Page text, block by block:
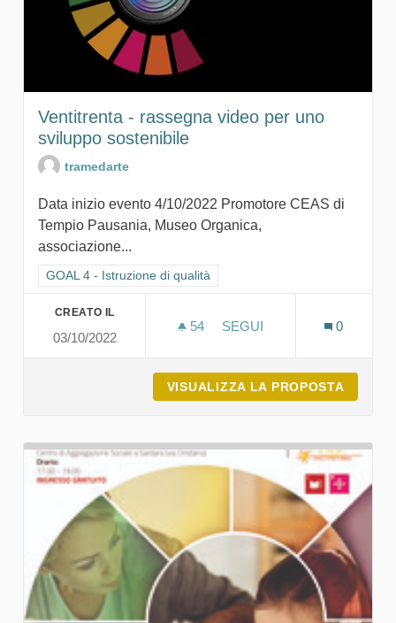
Ventitrenta - rassegna video per uno
sviluppo sostenibile
tramedarte
Data inizio evento 4/10/2022 Promotore CEAS di
Tempio Pausania, Museo Organica,
associazione...
Filtra i risultati per categoria: GOAL 4 - Istruzione di qualità
GOAL 4 - Istruzione di qualità
CREATO IL
03/10/2022
54 54 SOSTENITORI
SEGUI
0
VISUALIZZA LA PROPOSTA